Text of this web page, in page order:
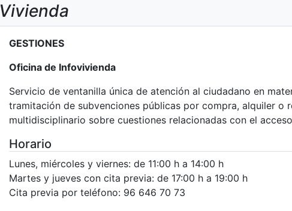
Vivienda
GESTIONES
Oficina de Infovivienda
Servicio de ventanilla única de atención al ciudadano en
tramitación de subvenciones públicas por compra, alquiler o
multidisciplinario sobre cuestiones relacionadas con el
Horario
Lunes, miércoles y viernes: de 11:00 h a 14:00 h
Martes y jueves con cita previa: de 17:00 h a 19:00 h
Cita previa por teléfono: 96 646 70 73